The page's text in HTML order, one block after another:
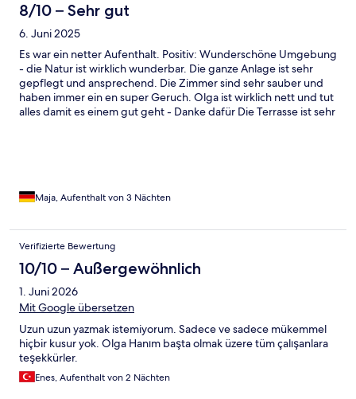
8/10 – Sehr gut
6. Juni 2025
Es war ein netter Aufenthalt. Positiv: Wunderschöne Umgebung
- die Natur ist wirklich wunderbar. Die ganze Anlage ist sehr
gepflegt und ansprechend. Die Zimmer sind sehr sauber und
haben immer ein en super Geruch. Olga ist wirklich nett und tut
alles damit es einem gut geht - Danke dafür Die Terrasse ist sehr
aufeinander sitzt und man die Nachbarn und Kinder hört (wir
große Auswahl. Wir haben unser Frühstück im Zimmer
eingenommen und mit eigenen Lebensmittel aufgestockt. Die
kleine Kochnische ist für minimale Gerichte, wie Omelette oder
Nudeln, passend.
Maja, Aufenthalt von 3 Nächten
Verifizierte Bewertung
10/10 – Außergewöhnlich
1. Juni 2026
Mit Google übersetzen
Uzun uzun yazmak istemiyorum. Sadece ve sadece mükemmel
hiçbir kusur yok. Olga Hanım başta olmak üzere tüm çalışanlara
teşekkürler.
Enes, Aufenthalt von 2 Nächten